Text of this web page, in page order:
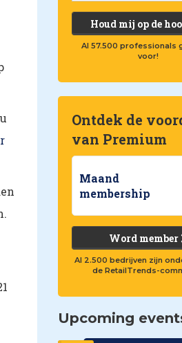
Houd mij op de
Al 57.500 professionals
voor!
Ontdek de
van Premium
Maand
membership
Word member
Al 2.500 bedrijven zijn
de RetailTrends-
Upcoming